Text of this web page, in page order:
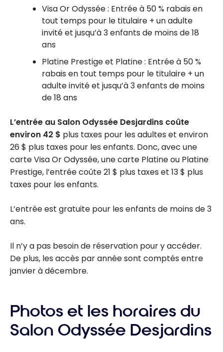
Visa Or Odyssée : Entrée à 50 % rabais en
tout temps pour le titulaire + un adulte
invité et jusqu’à 3 enfants de moins de 18
ans
Platine Prestige et Platine : Entrée à 50 %
rabais en tout temps pour le titulaire + un
adulte invité et jusqu’à 3 enfants de moins
de 18 ans
L’entrée au Salon Odyssée Desjardins coûte
environ 42 $ plus taxes pour les adultes et environ
26 $ plus taxes pour les enfants. Donc, avec une
carte Visa Or Odyssée, une carte Platine ou Platine
Prestige, l’entrée coûte 21 $ plus taxes et 13 $ plus
taxes pour les enfants.
L’entrée est gratuite pour les enfants de moins de 3
ans.
Il n’y a pas besoin de réservation pour y accéder.
De plus, les accès par année sont comptés entre
janvier à décembre.
Photos et les horaires du
Salon Odyssée Desjardins